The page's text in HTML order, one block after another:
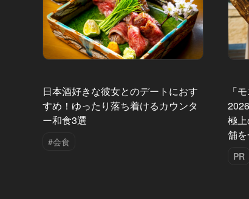
日本酒好きな彼女とのデートにおす
すめ！ゆったり落ち着けるカウンタ
ー和食3選
#会食
「
極
舗を
PR